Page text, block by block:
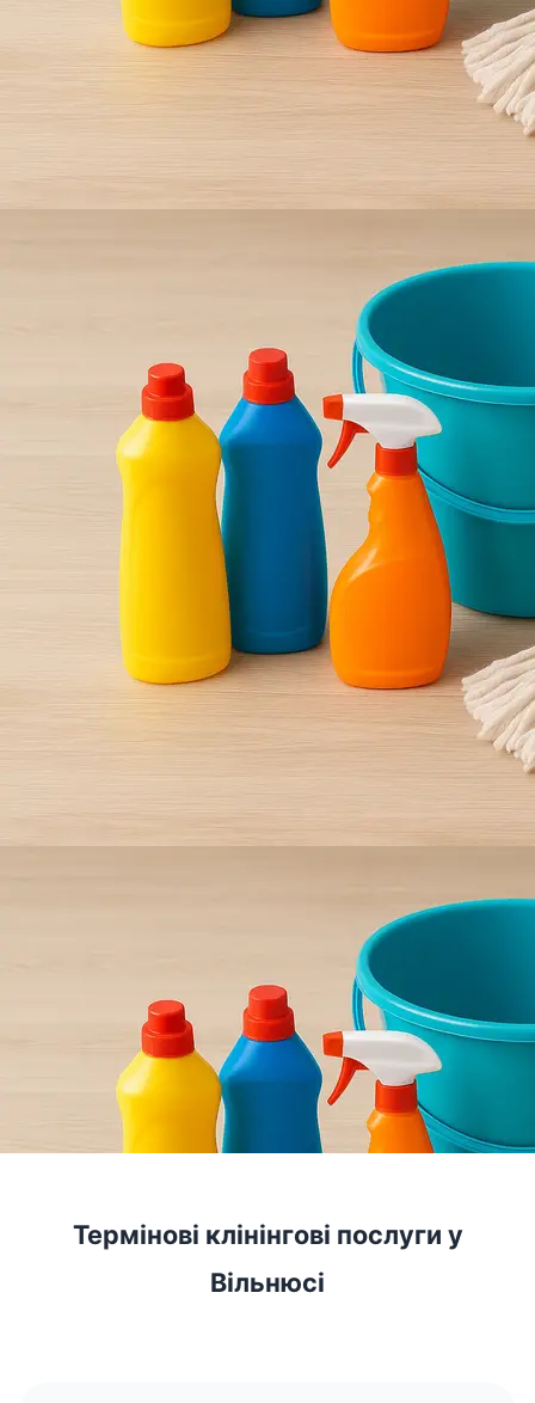
Термінові клінінгові послуги у
Вільнюсі